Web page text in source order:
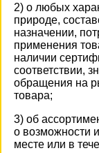
2) о любых
природе,
назначении,
применения
наличии
соответствии,
обращения на
товара;
3) об
о возможности
месте или в